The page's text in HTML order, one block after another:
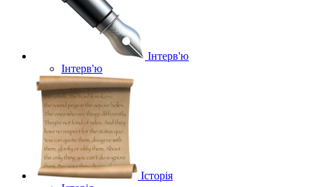
Інтерв'ю
Інтерв'ю
Історія